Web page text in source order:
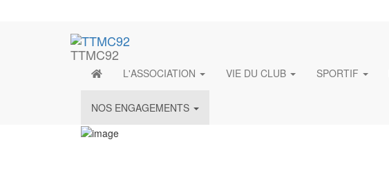
TTMC92
L'ASSOCIATION VIE DU CLUB SPORTIF
NOS ENGAGEMENTS